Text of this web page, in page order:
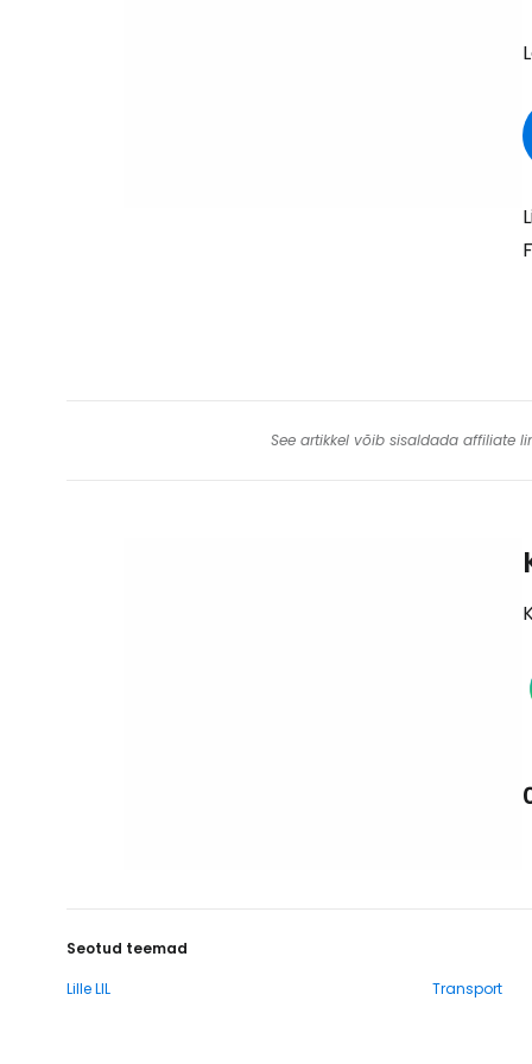
See artikkel võib sisaldada affiliate
Seotud teemad
Lille LIL
Transport